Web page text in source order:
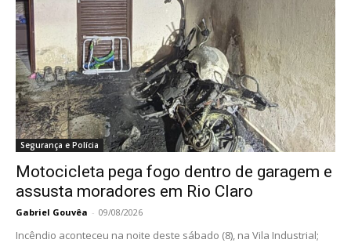
Segurança e Polícia
Motocicleta pega fogo dentro de garagem e
assusta moradores em Rio Claro
Gabriel Gouvêa - 09/08/2026
Incêndio aconteceu na noite deste sábado (8), na Vila Industrial;